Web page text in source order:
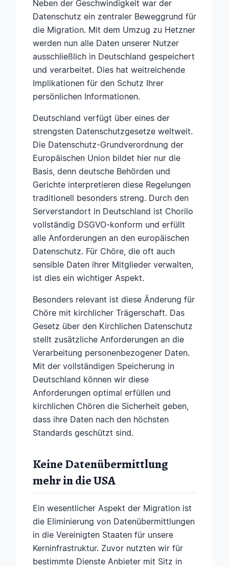
Neben der Geschwindigkeit war der
Datenschutz ein zentraler Beweggrund für
die Migration. Mit dem Umzug zu Hetzner
werden nun alle Daten unserer Nutzer
ausschließlich in Deutschland gespeichert
und verarbeitet. Dies hat weitreichende
Implikationen für den Schutz Ihrer
persönlichen Informationen.
Deutschland verfügt über eines der
strengsten Datenschutzgesetze weltweit.
Die Datenschutz-Grundverordnung der
Europäischen Union bildet hier nur die
Basis, denn deutsche Behörden und
Gerichte interpretieren diese Regelungen
traditionell besonders streng. Durch den
Serverstandort in Deutschland ist Chorilo
vollständig DSGVO-konform und erfüllt
alle Anforderungen an den europäischen
Datenschutz. Für Chöre, die oft auch
sensible Daten ihrer Mitglieder verwalten,
ist dies ein wichtiger Aspekt.
Besonders relevant ist diese Änderung für
Chöre mit kirchlicher Trägerschaft. Das
Gesetz über den Kirchlichen Datenschutz
stellt zusätzliche Anforderungen an die
Verarbeitung personenbezogener Daten.
Mit der vollständigen Speicherung in
Deutschland können wir diese
Anforderungen optimal erfüllen und
kirchlichen Chören die Sicherheit geben,
dass ihre Daten nach den höchsten
Standards geschützt sind.
Keine Datenübermittlung
mehr in die USA
Ein wesentlicher Aspekt der Migration ist
die Eliminierung von Datenübermittlungen
in die Vereinigten Staaten für unsere
Kerninfrastruktur. Zuvor nutzten wir für
bestimmte Dienste Anbieter mit Sitz in